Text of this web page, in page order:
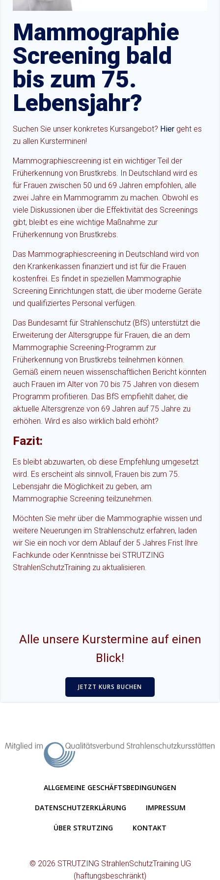
Mammographie
Screening bald
bis zum 75.
Lebensjahr?
Suchen Sie unser konkretes Kursangebot? Hier geht es
zu allen Kursterminen!
Mammographiescreening ist ein wichtiger Teil der
Früherkennung von Brustkrebs. In Deutschland wird es
für Frauen zwischen 50 und 69 Jahren empfohlen, alle
zwei Jahre ein Mammogramm zu machen. Obwohl es
viele Diskussionen über die Effektivität des Screenings
gibt, bleibt es eine wichtige Maßnahme zur
Früherkennung von Brustkrebs.
Das Mammographiescreening in Deutschland wird von
den Krankenkassen finanziert und ist für die Frauen
kostenfrei. Es findet in speziellen Mammographie
Screening Einrichtungen statt, die über moderne Geräte
und qualifiziertes Personal verfügen.
Das Bundesamt für Strahlenschutz (BfS) unterstützt die
Erweiterung der Altersgruppe für Frauen, die an dem
Mammographie Screening-Programm zur
Früherkennung von Brustkrebs teilnehmen können.
Gemäß einem neuen wissenschaftlichen Bericht könnten
auch Frauen im Alter von 70 bis 75 Jahren von diesem
Programm profitieren. Das BfS empfiehlt daher, die
aktuelle Altersgrenze von 69 Jahren auf 75 Jahre zu
erhöhen. Wird es also wirklich bald erhöht?
Fazit:
Es bleibt abzuwarten, ob diese Empfehlung umgesetzt
wird. Es erscheint als sinnvoll, Frauen bis zum 75.
Lebensjahr die Möglichkeit zu geben, am
Mammographie Screening teilzunehmen.
Möchten Sie mehr über die Mammographie wissen und
weitere Neuerungen im Strahlenschutz erfahren, laden
wir Sie ein noch vor dem Ablauf der 5 Jahres Frist Ihre
Fachkunde oder Kenntnisse bei STRUTZING
StrahlenSchutzTraining zu aktualisieren.
Alle unsere Kurstermine auf einen
Blick!
JETZT KURS BUCHEN
ALLGEMEINE GESCHÄFTSBEDINGUNGEN
DATENSCHUTZERKLÄRUNG IMPRESSUM
ÜBER STRUTZING KONTAKT
© 2026 STRUTZING StrahlenSchutzTraining UG
(haftungsbeschränkt)